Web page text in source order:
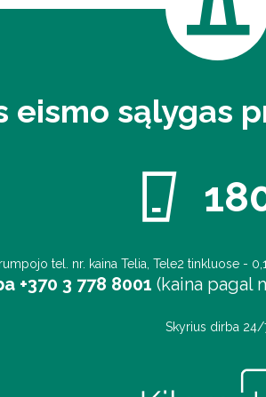
eismo sąlygas
tel. nr. kaina Telia, Tele2 tinkluose -
+370 3 778 8001 (kaina pagal
Skyrius dirba 24/